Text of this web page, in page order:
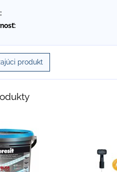
produkt